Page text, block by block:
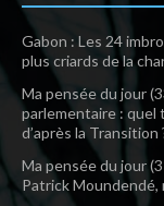
Gabon : Les 24
plus criards de la
Ma pensée du jour
parlementaire : quel
d’après la Transition
Ma pensée du jour
Patrick Moundendé,